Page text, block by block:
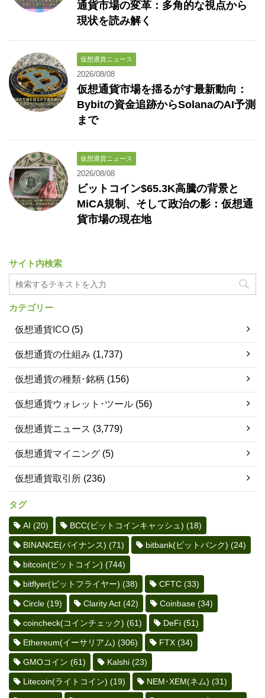
通貨市場の変革：多角的な視点から
現状を読み解く
仮想通貨ニュース
2026/08/08
仮想通貨市場を揺るがす最新動向：
Bybitの資金追跡からSolanaのAI予測
まで
仮想通貨ニュース
2026/08/08
ビットコイン$65.3K高騰の背景と
MiCA規制、そして政治の影：仮想通
貨市場の現在地
サイト内検索
カテゴリー
仮想通貨ICO (5)
仮想通貨の仕組み (1,737)
仮想通貨の種類･銘柄 (156)
仮想通貨ウォレット･ツール (56)
仮想通貨ニュース (3,779)
仮想通貨マイニング (5)
仮想通貨取引所 (236)
タグ
AI (20) BCC(ビットコインキャッシュ) (18)
BINANCE(バイナンス) (71) bitbank(ビットバンク) (24)
bitcoin(ビットコイン) (744)
bitflyer(ビットフライヤー) (38) CFTC (33)
Circle (19) Clarity Act (42) Coinbase (34)
coincheck(コインチェック) (61) DeFi (51)
Ethereum(イーサリアム) (306) FTX (34)
GMOコイン (61) Kalshi (23)
Litecoin(ライトコイン) (19) NEM･XEM(ネム) (31)